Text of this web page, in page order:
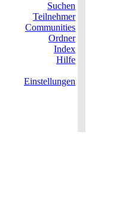
Suchen
Teilnehmer
Communities
Ordner
Index
Hilfe
Einstellungen